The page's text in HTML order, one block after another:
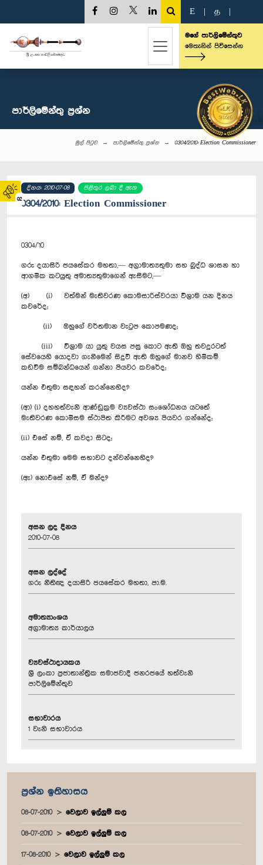
02
E த
මගේ පාර්ලිමේන්තුව
මෙතැනින් පිවිසෙන්න
පාර්ලි‌මේන්තු‌ ප්‍රශ්න
මුල් පිටුව පාර්ලි‌මේන්තු‌ ප්‍රශ්න 0304/2010: Election Commissioner
දිනය: 2010-07-08 පිළිතුර ලබා දී ඇත
0304/2010: Election Commissioner
0304/'10
ගරු දයාසිරි ජයසේකර මහතා,— අග්‍රාමාත්‍යතුමා සහ බුද්ධ ශාසන හා
ආගමික කටයුතු අමාත්‍යතුමාගෙන් ඇසීමට,—
(අ) (i) වත්මන් මැතිවරණ කොමසාරිස්වරයා විශ්‍රාම යන දිනය
කවරේද;
(ii) ඔහුගේ වර්තමාන වැටුප කොපමණද;
(iii) විශ්‍රාම යා යුතු වයස පසු කොට ඇති ඔහු තවදුරටත්
සේවයෙහි යොදවා ගැනීමෙන් සිදුවී ඇති ඔහුගේ මානව හිමිකම්
කඩවීම සම්බන්ධයෙන් ගන්නා පියවර කවරේද;
යන්න එතුමා සඳහන් කරන්නෙහිද?
(ආ) (i) දහහත්වැනි ආණ්ඩුක්‍රම ව්‍යවස්ථා සංශෝධනය යටතේ
මැතිවරණ කොමිසම ස්ථාපිත කිරීමට අවශ්‍ය පියවර ගන්නේද;
(ii) එසේ නම්, ඒ කවදා සිටද;
යන්න එතුමා මෙම සභාවට දන්වන්නෙහිද?
(ඇ) නොඑසේ නම්, ඒ මන්ද?
අසන ලද දිනය
2010-07-08
අසන ලද්දේ
ගරු නීතිඥ දයාසිරි ජයසේකර මහතා, පා.ම.
අමාත්‍යාංශය
අග්‍රාමාත්‍ය කාර්යාලය
ව්‍යවස්ථාදායකය
ශ්‍රී ලංකා ප්‍රජාතාන්ත්‍රික සමාජවාදී ජනරජයේ හත්වැනි
පාර්ලිමේන්තුව
සභාවාරය
1 වැනි සභාවාරය
ප්‍රශ්න ඉතිහාසය
08-07-2010 වෙලාව ඉල්ලුම් කල
08-07-2010 වෙලාව ඉල්ලුම් කල
17-08-2010 වෙලාව ඉල්ලුම් කල